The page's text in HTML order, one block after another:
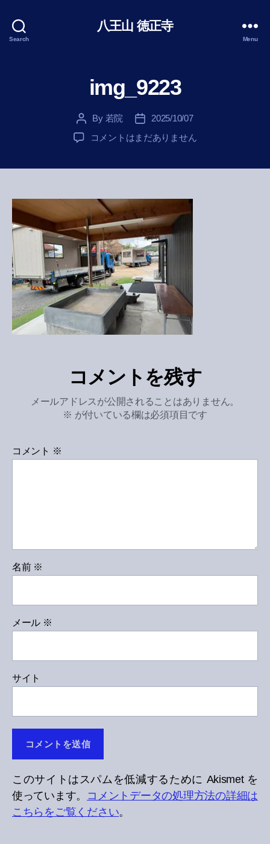
Search
八王山 徳正寺
Menu
img_9223
Post
author
By 若院
Post
date
2025/10/07
img_9223
コメントはまだありません
コメントを残す
メールアドレスが公開されることはありません。
※ が付いている欄は必須項目です
コメント ※
名前 ※
メール ※
サイト
このサイトはスパムを低減するために Akismet を
使っています。 コメントデータの処理方法の詳細は
こちらをご覧ください。